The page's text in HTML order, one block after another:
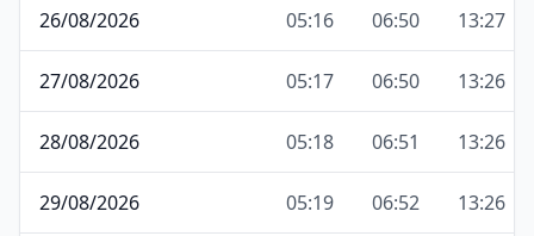
26/08/2026 05:16 06:50 13:27
27/08/2026 05:17 06:50 13:26
28/08/2026 05:18 06:51 13:26
29/08/2026 05:19 06:52 13:26